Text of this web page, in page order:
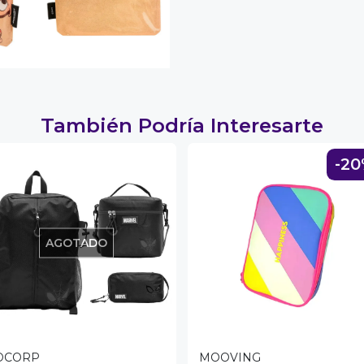
También Podría Interesarte
AGOTADO
-
MOOVING